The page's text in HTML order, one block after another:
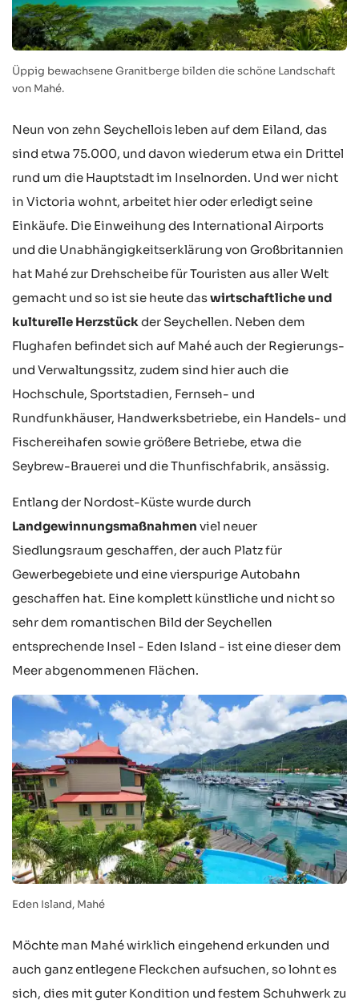
Üppig bewachsene Granitberge bilden die schöne Landschaft
von Mahé.
Neun von zehn Seychellois leben auf dem Eiland, das
sind etwa 75.000, und davon wiederum etwa ein Drittel
rund um die Hauptstadt im Inselnorden. Und wer nicht
in Victoria wohnt, arbeitet hier oder erledigt seine
Einkäufe. Die Einweihung des International Airports
und die Unabhängigkeitserklärung von Großbritannien
hat Mahé zur Drehscheibe für Touristen aus aller Welt
gemacht und so ist sie heute daswirtschaftliche und
kulturelle Herzstückder Seychellen. Neben dem
Flughafen befindet sich auf Mahé auch der Regierungs-
und Verwaltungssitz, zudem sind hier auch die
Hochschule, Sportstadien, Fernseh- und
Rundfunkhäuser, Handwerksbetriebe, ein Handels- und
Fischereihafen sowie größere Betriebe, etwa die
Seybrew-Brauerei und die Thunfischfabrik, ansässig.
Entlang der Nordost-Küste wurde durch
Landgewinnungsmaßnahmen viel neuer
Siedlungsraum geschaffen, der auch Platz für
Gewerbegebiete und eine vierspurige Autobahn
geschaffen hat. Eine komplett künstliche und nicht so
sehr dem romantischen Bild der Seychellen
entsprechende Insel - Eden Island - ist eine dieser dem
Meer abgenommenen Flächen.
Eden Island, Mahé
Möchte man Mahé wirklich eingehend erkunden und
auch ganz entlegene Fleckchen aufsuchen, so lohnt es
sich, dies mit guter Kondition und festem Schuhwerk zu